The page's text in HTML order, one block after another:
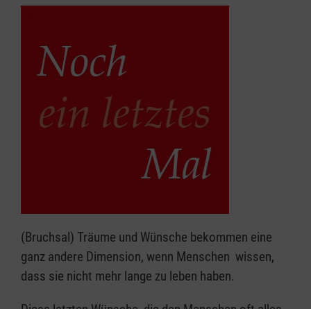
(Bruchsal) Träume und Wünsche bekommen eine
ganz andere Dimension, wenn Menschen wissen,
dass sie nicht mehr lange zu leben haben.